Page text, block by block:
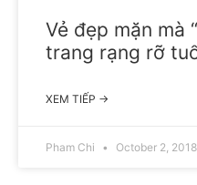
Vẻ đẹp mặn mà
trang rạng rỡ
XEM TIẾP →
Pham Chi October 2, 2018